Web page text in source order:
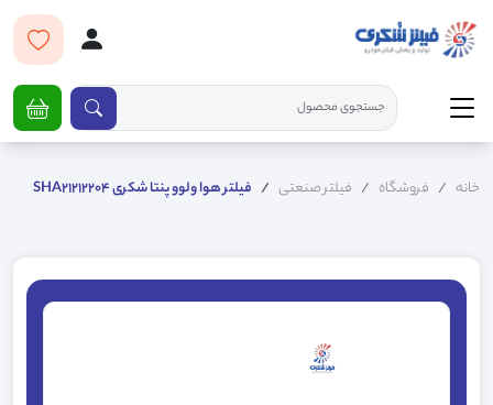
خانه فروشگاه فیلتر صنعتی فیلتر هوا ولوو پنتا شکری SHA21212204